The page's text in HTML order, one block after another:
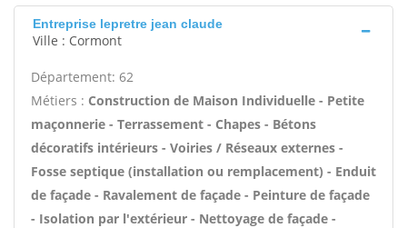
Entreprise lepretre jean claude
Ville : Cormont
Département: 62
Métiers : Construction de Maison Individuelle - Petite
maçonnerie - Terrassement - Chapes - Bétons
décoratifs intérieurs - Voiries / Réseaux externes -
Fosse septique (installation ou remplacement) - Enduit
de façade - Ravalement de façade - Peinture de façade
- Isolation par l'extérieur - Nettoyage de façade -